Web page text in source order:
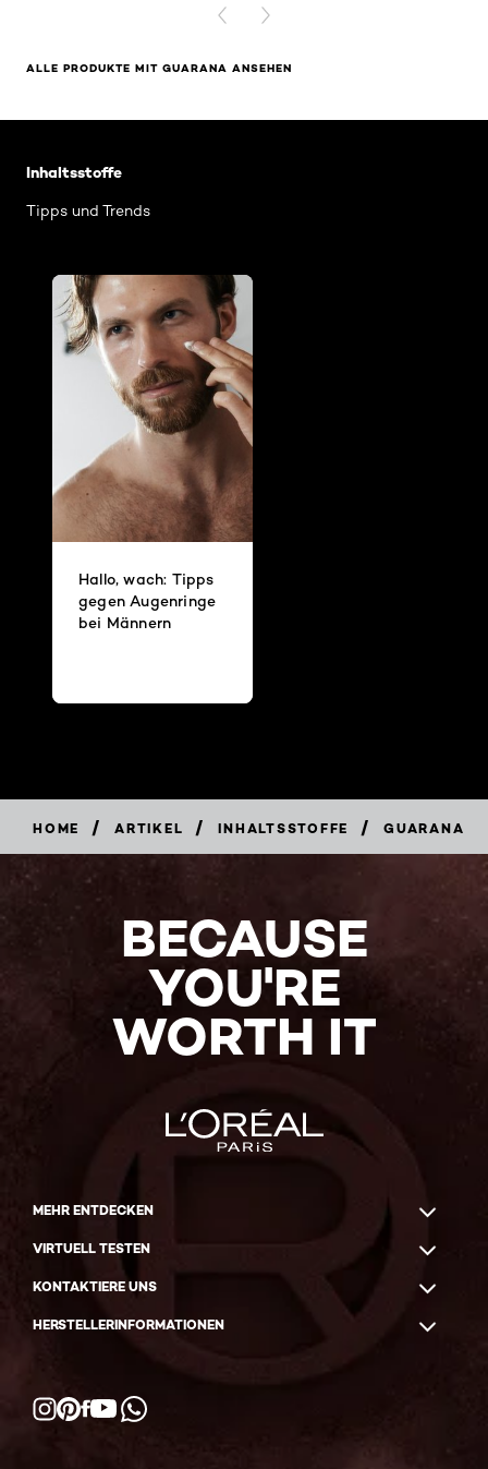
PREVIOUS CARD
NEXT CARD
ALLE PRODUKTE MIT GUARANA ANSEHEN
Inhaltsstoffe
Tipps und Trends
Hallo, wach: Tipps
gegen Augenringe
bei Männern
HOME / ARTIKEL / INHALTSSTOFFE / GUARANA
BECAUSE
YOU'RE
WORTH IT
MEHR ENTDECKEN
VIRTUELL TESTEN
KONTAKTIERE UNS
HERSTELLERINFORMATIONEN
Facebook
YouTube